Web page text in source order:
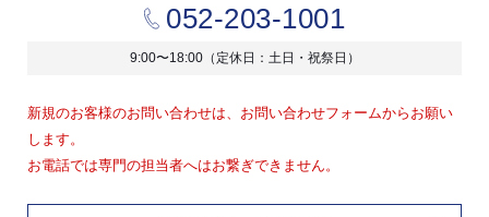
052-203-1001
9:00〜18:00（定休日：土日・祝祭日）
新規のお客様のお問い合わせは、お問い合わせフォームからお願い
します。
お電話では専門の担当者へはお繋ぎできません。